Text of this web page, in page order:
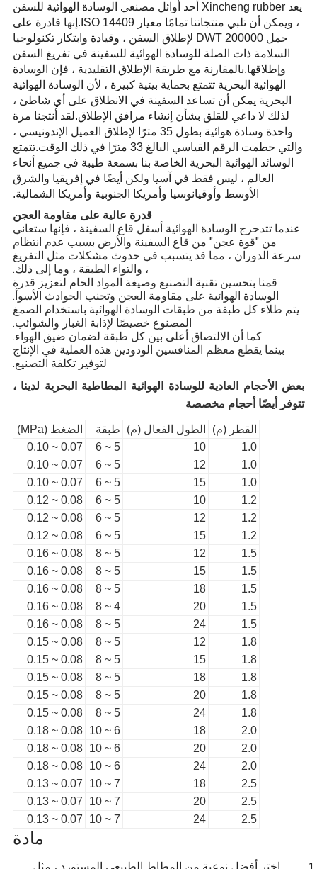
يعد Xincheng rubber أحد أوائل مصنعي الوسادة الهوائية للسفن
، ويمكن أن تلبي منتجاتنا تمامًا معيار ISO 14409.إنها قادرة على
حمل 200000 DWT لإطلاق السفن ، وقيادة وابتكار تكنولوجيا
السلامة ذات الصلة للوسادة الهوائية للسفينة في تفريغ السفن
وإطلاقها.بالمقارنة مع طريقة الإطلاق التقليدية ، فإن الوسادة
الهوائية البحرية تتمتع بحماية بيئية كبيرة ، لأن الوسادة الهوائية
البحرية يمكن أن تساعد السفينة في الانطلاق على أي شاطئ ،
لذلك لا داعي للقلق بشأن إنشاء مرافق الإطلاق.لقد أنتجنا مرة
واحدة وسادة هوائية بطول 35 مترًا لإطلاق العميل الإندونيسي ،
والتي حطمت الرقم القياسي البالغ 33 مترًا في ذلك الوقت.تتمتع
الوسائد الهوائية البحرية الخاصة بنا بسمعة طيبة في جميع أنحاء
العالم ، ليس فقط في آسيا ولكن أيضًا في إفريقيا والشرق
الأوسط وأوقيانوسيا وأمريكا الجنوبية وأمريكا الشمالية.
قدرة عالية على مقاومة العجن
عندما تتدحرج الوسادة الهوائية أسفل قاع السفينة ، فإنها ستعاني
من "قوة عجن" من قاع السفينة والأرض بسبب عدم انتظام
سرعة الدوران ، مما قد يتسبب في حدوث مشكلات مثل التفريغ
، والتواء الطبقة ، وما إلى ذلك.
قمنا بتحسين تقنية التصنيع وصيغة المواد الخام لتعزيز قدرة
الوسادة الهوائية على مقاومة العجن وتجنب الحوادث الأسوأ.
يتم طلاء كل طبقة من طبقات الوسادة الهوائية باستخدام الصمغ
المصنوع خصيصًا لإذابة الغبار والشوائب.
كما أن الالتصاق أعلى بين كل طبقة لضمان ضيق الهواء.
بينما يقطع معظم المنافسين الودودين هذه العملية في الإنتاج
لتوفير تكلفة التصنيع.
بعض الأحجام العادية للوسادة الهوائية المطاطية البحرية لدينا ،
تتوفر أيضًا أحجام مخصصة
القطر (م) الطول الفعال (م) طبقة
الضغط (MPa)
1.0
10
5 ~ 6
0.07 ~ 0.10
1.0
12
5 ~ 6
0.07 ~ 0.10
1.0
15
5 ~ 6
0.07 ~ 0.10
1.2
10
5 ~ 6
0.08 ~ 0.12
1.2
12
5 ~ 6
0.08 ~ 0.12
1.2
15
5 ~ 6
0.08 ~ 0.12
1.5
12
5 ~ 8
0.08 ~ 0.16
1.5
15
5 ~ 8
0.08 ~ 0.16
1.5
18
5 ~ 8
0.08 ~ 0.16
1.5
20
4 ~ 8
0.08 ~ 0.16
1.5
24
5 ~ 8
0.08 ~ 0.16
1.8
12
5 ~ 8
0.08 ~ 0.15
1.8
15
5 ~ 8
0.08 ~ 0.15
1.8
18
5 ~ 8
0.08 ~ 0.15
1.8
20
5 ~ 8
0.08 ~ 0.15
1.8
24
5 ~ 8
0.08 ~ 0.15
2.0
18
6 ~ 10
0.08 ~ 0.18
2.0
20
6 ~ 10
0.08 ~ 0.18
2.0
24
6 ~ 10
0.08 ~ 0.18
2.5
18
7 ~ 10
0.07 ~ 0.13
2.5
20
7 ~ 10
0.07 ~ 0.13
2.5
24
7 ~ 10
0.07 ~ 0.13
مادة